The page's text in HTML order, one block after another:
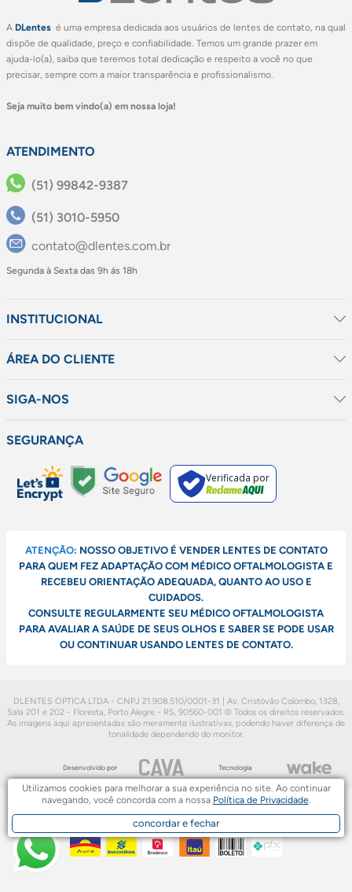
A DLentes é uma empresa dedicada aos usuários de lentes de contato, na qual
dispõe de qualidade, preço e confiabilidade. Temos um grande prazer em
ajuda-lo(a), saiba que teremos total dedicação e respeito a você no que
precisar, sempre com a maior transparência e profissionalismo.
Seja muito bem vindo(a) em nossa loja!
ATENDIMENTO
(51) 99842-9387
(51) 3010-5950
contato@dlentes.com.br
Segunda à Sexta das 9h ás 18h
INSTITUCIONAL
ÁREA DO CLIENTE
SIGA-NOS
SEGURANÇA
Verificada por
ATENÇÃO: NOSSO OBJETIVO É VENDER LENTES DE CONTATO
PARA QUEM FEZ ADAPTAÇÃO COM MÉDICO OFTALMOLOGISTA E
RECEBEU ORIENTAÇÃO ADEQUADA, QUANTO AO USO E
CUIDADOS.
CONSULTE REGULARMENTE SEU MÉDICO OFTALMOLOGISTA
PARA AVALIAR A SAÚDE DE SEUS OLHOS E SABER SE PODE USAR
OU CONTINUAR USANDO LENTES DE CONTATO.
DLENTES OPTICA LTDA - CNPJ 21.908.510/0001-31 | Av. Cristóvão Colombo, 1328,
Sala 201 e 202 - Floresta, Porto Alegre - RS, 90560-001 © Todos os direitos reservados.
As imagens aqui apresentadas são meramente ilustrativas, podendo haver diferença de
tonalidade dependendo do monitor.
Desenvolvido por Tecnologia
Utilizamos cookies para melhorar a sua experiência no site. Ao continuar
navegando, você concorda com a nossa Política de Privacidade.
concordar e fechar